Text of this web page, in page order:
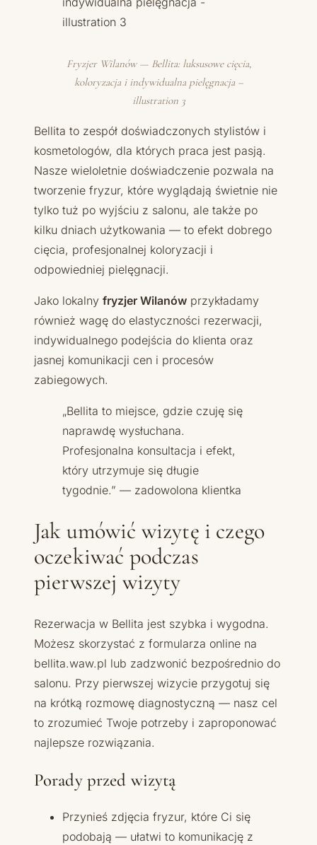
Fryzjer Wilanów — Bellita: luksusowe cięcia,
koloryzacja i indywidualna pielęgnacja –
illustration 3
Bellita to zespół doświadczonych stylistów i
kosmetologów, dla których praca jest pasją.
Nasze wieloletnie doświadczenie pozwala na
tworzenie fryzur, które wyglądają świetnie nie
tylko tuż po wyjściu z salonu, ale także po
kilku dniach użytkowania — to efekt dobrego
cięcia, profesjonalnej koloryzacji i
odpowiedniej pielęgnacji.
Jako lokalny fryzjer Wilanów przykładamy
również wagę do elastyczności rezerwacji,
indywidualnego podejścia do klienta oraz
jasnej komunikacji cen i procesów
zabiegowych.
„Bellita to miejsce, gdzie czuję się
naprawdę wysłuchana.
Profesjonalna konsultacja i efekt,
który utrzymuje się długie
tygodnie.” — zadowolona klientka
Jak umówić wizytę i czego
oczekiwać podczas
pierwszej wizyty
Rezerwacja w Bellita jest szybka i wygodna.
Możesz skorzystać z formularza online na
bellita.waw.pl lub zadzwonić bezpośrednio do
salonu. Przy pierwszej wizycie przygotuj się
na krótką rozmowę diagnostyczną — nasz cel
to zrozumieć Twoje potrzeby i zaproponować
najlepsze rozwiązania.
Porady przed wizytą
Przynieś zdjęcia fryzur, które Ci się
podobają — ułatwi to komunikację z